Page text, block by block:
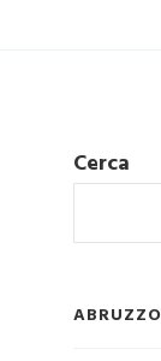
Cerca
ABRUZZO